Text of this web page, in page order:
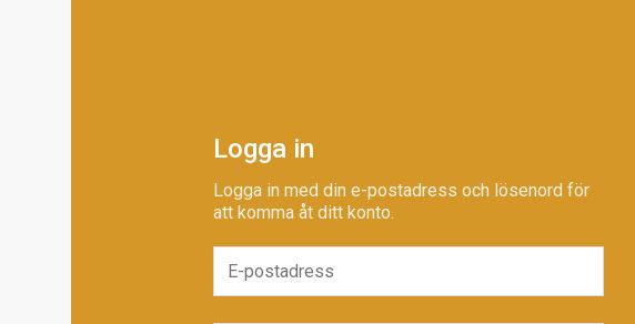
Logga in
Logga in med din e-postadress och lösenord för
att komma åt ditt konto.